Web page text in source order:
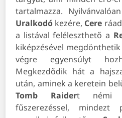
tartalmazza.
Uralkodó kezére, Cere
a listával feléleszthető a
kiképzésével
végre egyensúlyt
Megkezdődik hát a
után, aminek a keretein
Tomb Raidert némi
fűszerezéssel,